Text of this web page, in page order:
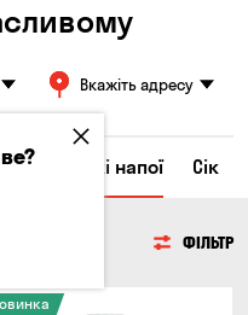
Вкажіть адресу
Солодкі напої Сік
ФІЛЬТР